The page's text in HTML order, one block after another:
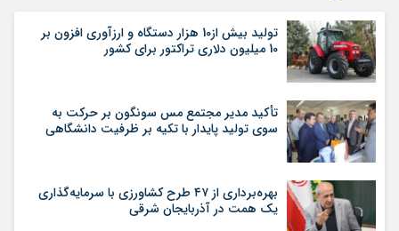
تولید بیش از10 هزار دستگاه و ارزآوری افزون بر
10 میلیون دلاری تراکتور برای کشور
تأکید مدیر مجتمع مس سونگون بر حرکت به
سوی تولید پایدار با تکیه بر ظرفیت دانشگاهی
بهره‌برداری از ۴۷ طرح کشاورزی با سرمایه‌گذاری
یک همت در آذربایجان شرقی